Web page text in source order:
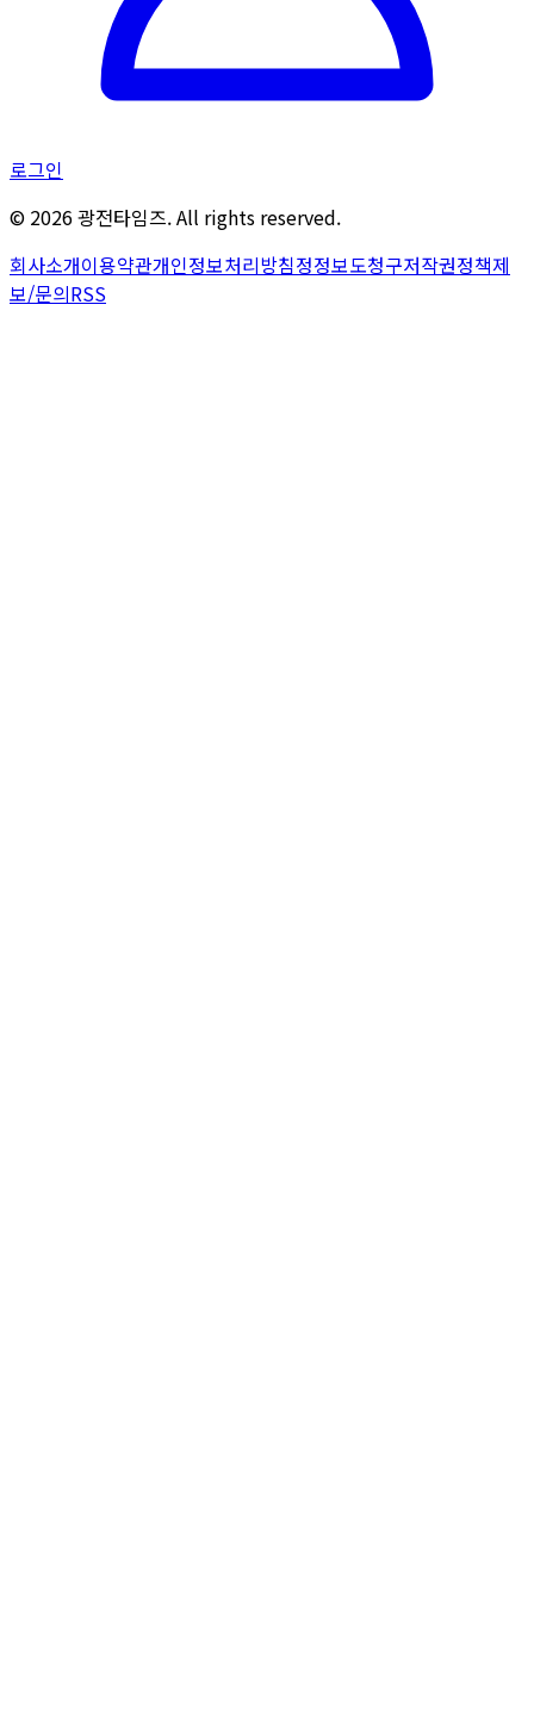
로그인
© 2026광전타임즈. All rights reserved.
회사소개이용약관개인정보처리방침정정보도청구저작권정책제
보/문의RSS